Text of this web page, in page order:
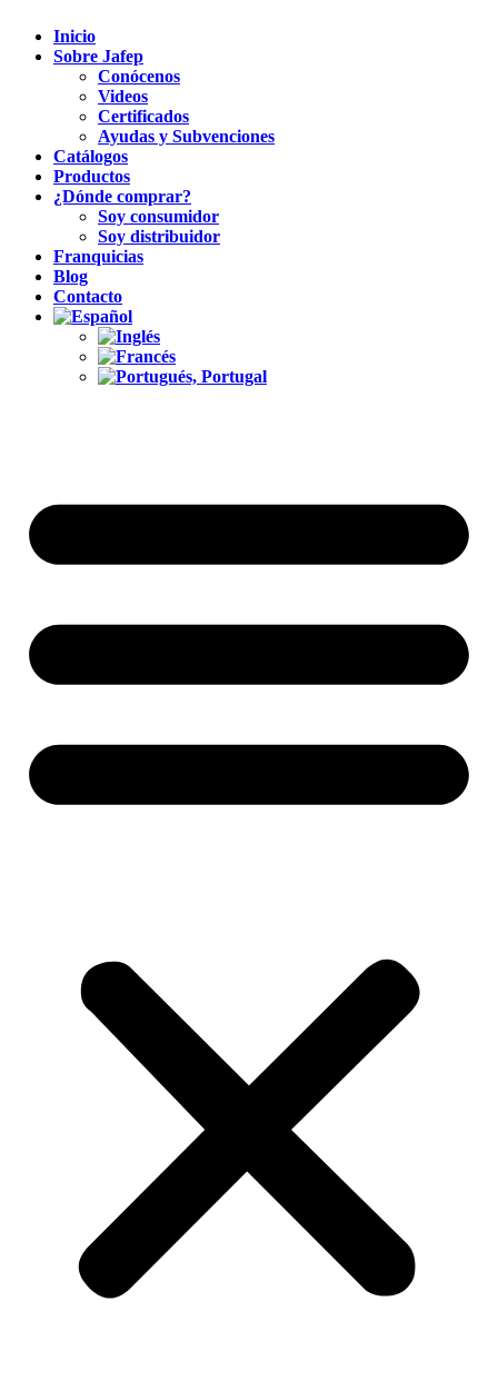
Inicio
Sobre Jafep
Conócenos
Videos
Certificados
Ayudas y Subvenciones
Catálogos
Productos
¿Dónde comprar?
Soy consumidor
Soy distribuidor
Franquicias
Blog
Contacto